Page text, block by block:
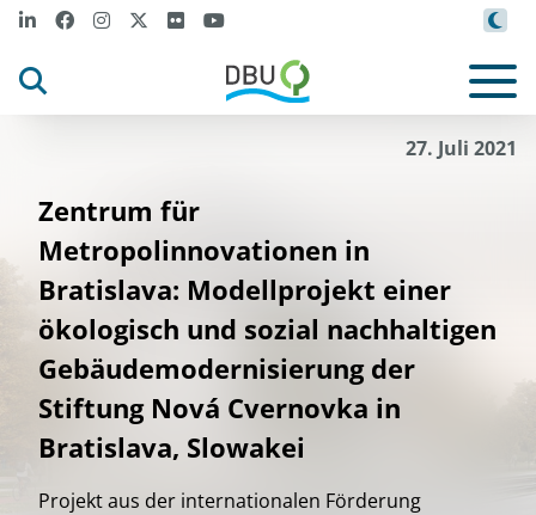
27. Juli 2021
Zentrum für
Metropolinnovationen in
Bratislava: Modellprojekt einer
ökologisch und sozial nachhaltigen
Gebäudemodernisierung der
Stiftung Nová Cvernovka in
Bratislava, Slowakei
Projekt aus der internationalen Förderung